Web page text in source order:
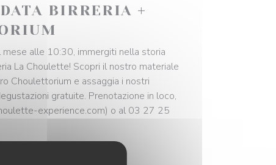
BIRRERIA +
alle 10:30, immergiti nella storia
La Choulette! Scopri il nostro materiale
Choulettorium e assaggia i nostri
gratuite. Prenotazione in loco,
experience.com) o al 03 27 25